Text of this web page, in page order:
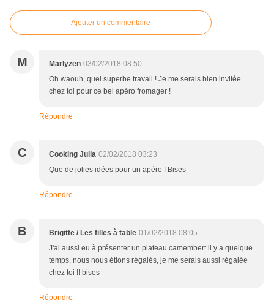
Ajouter un commentaire
M Marlyzen 03/02/2018 08:50
Oh waouh, quel superbe travail ! Je me serais bien invitée
chez toi pour ce bel apéro fromager !
Répondre
C Cooking Julia 02/02/2018 03:23
Que de jolies idées pour un apéro ! Bises
Répondre
B Brigitte / Les filles à table 01/02/2018 08:05
J'ai aussi eu à présenter un plateau camembert il y a quelque
temps, nous nous étions régalés, je me serais aussi régalée
chez toi !! bises
Répondre